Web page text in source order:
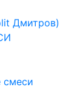
Дмитров)
смеси